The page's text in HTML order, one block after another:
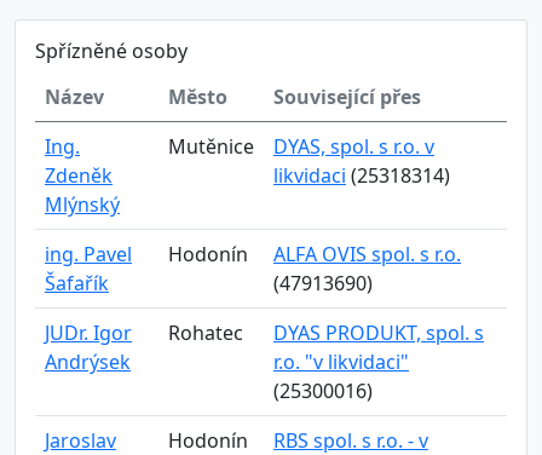
Spřízněné osoby
Název
Město
Související přes
Ing.
Zdeněk
Mlýnský
Mutěnice
DYAS, spol. s r.o. v
likvidaci (25318314)
ing. Pavel
Šafařík
Hodonín
ALFA OVIS spol. s r.o.
(47913690)
JUDr. Igor
Andrýsek
Rohatec
DYAS PRODUKT, spol. s
r.o. "v likvidaci"
(25300016)
Jaroslav
Hodonín
RBS spol. s r.o. - v